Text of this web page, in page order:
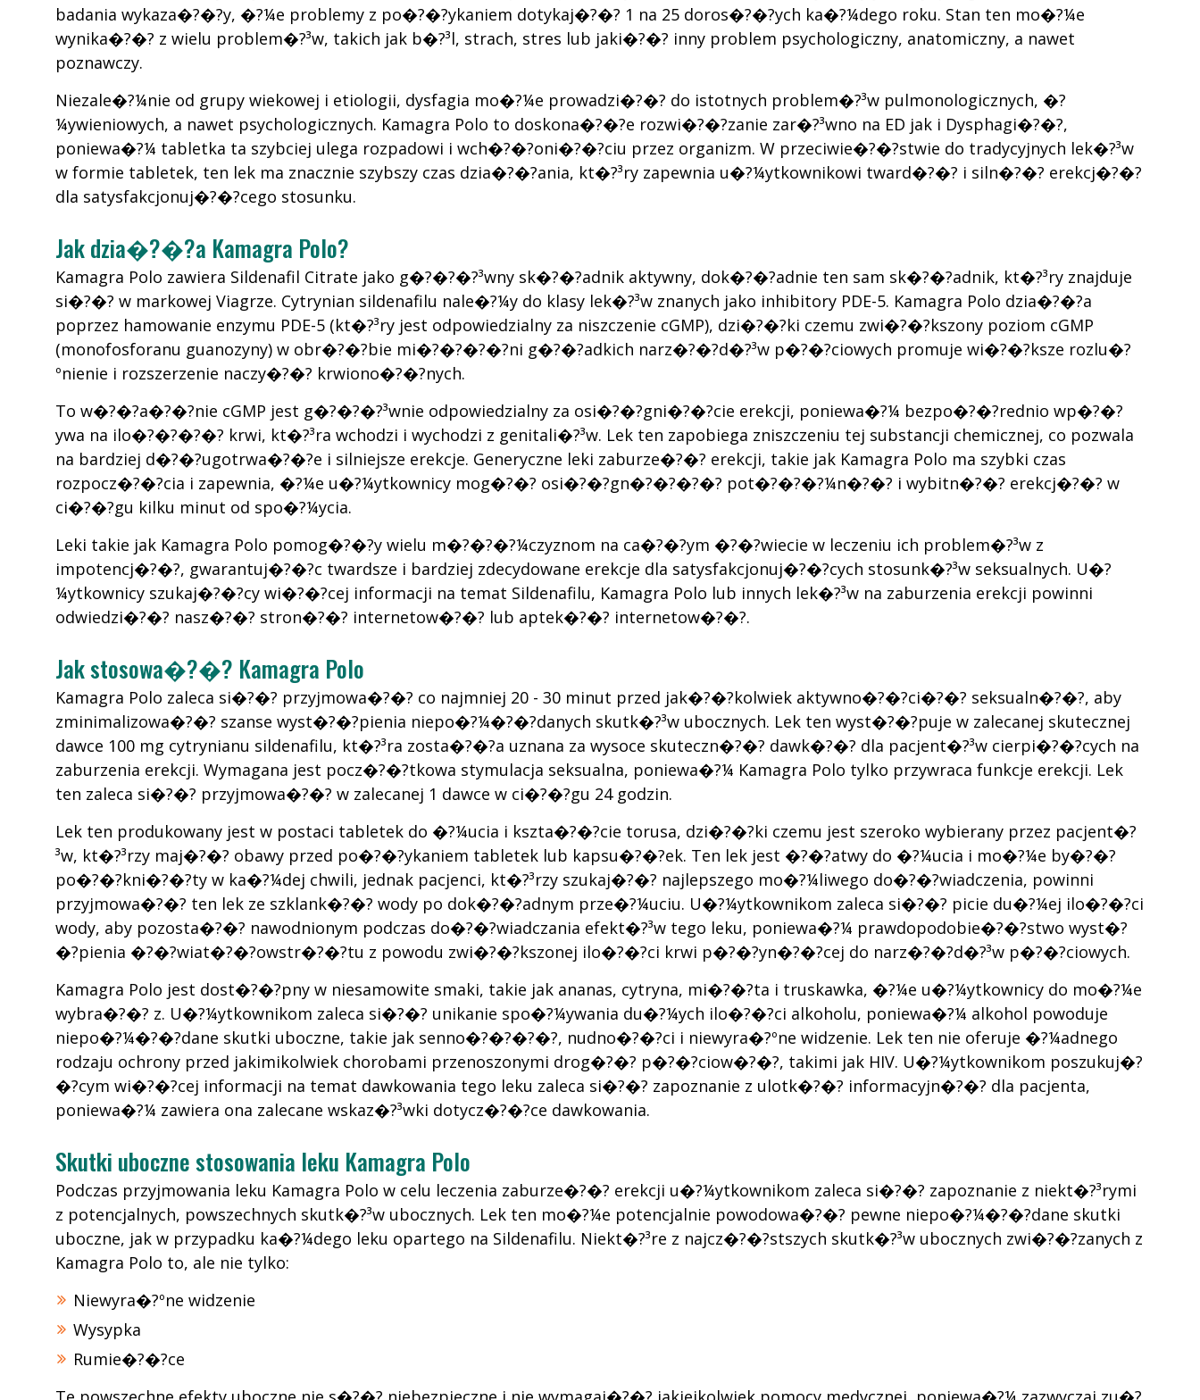
badania wykaza�?�?y, �?¼e problemy z po�?�?ykaniem dotykaj�?�? 1 na 25 doros�?�?ych ka�?¼dego roku. Stan ten mo�?¼e
wynika�?�? z wielu problem�?³w, takich jak b�?³l, strach, stres lub jaki�?�? inny problem psychologiczny, anatomiczny, a nawet
poznawczy.
Niezale�?¼nie od grupy wiekowej i etiologii, dysfagia mo�?¼e prowadzi�?�? do istotnych problem�?³w pulmonologicznych, �?
¼ywieniowych, a nawet psychologicznych. Kamagra Polo to doskona�?�?e rozwi�?�?zanie zar�?³wno na ED jak i Dysphagi�?�?,
poniewa�?¼ tabletka ta szybciej ulega rozpadowi i wch�?�?oni�?�?ciu przez organizm. W przeciwie�?�?stwie do tradycyjnych lek�?³w
w formie tabletek, ten lek ma znacznie szybszy czas dzia�?�?ania, kt�?³ry zapewnia u�?¼ytkownikowi tward�?�? i siln�?�? erekcj�?�?
dla satysfakcjonuj�?�?cego stosunku.
Jak dzia�?�?a Kamagra Polo?
Kamagra Polo zawiera Sildenafil Citrate jako g�?�?�?³wny sk�?�?adnik aktywny, dok�?�?adnie ten sam sk�?�?adnik, kt�?³ry znajduje
si�?�? w markowej Viagrze. Cytrynian sildenafilu nale�?¼y do klasy lek�?³w znanych jako inhibitory PDE-5. Kamagra Polo dzia�?�?a
poprzez hamowanie enzymu PDE-5 (kt�?³ry jest odpowiedzialny za niszczenie cGMP), dzi�?�?ki czemu zwi�?�?kszony poziom cGMP
(monofosforanu guanozyny) w obr�?�?bie mi�?�?�?�?ni g�?�?adkich narz�?�?d�?³w p�?�?ciowych promuje wi�?�?ksze rozlu�?
ºnienie i rozszerzenie naczy�?�? krwiono�?�?nych.
To w�?�?a�?�?nie cGMP jest g�?�?�?³wnie odpowiedzialny za osi�?�?gni�?�?cie erekcji, poniewa�?¼ bezpo�?�?rednio wp�?�?
ywa na ilo�?�?�?�? krwi, kt�?³ra wchodzi i wychodzi z genitali�?³w. Lek ten zapobiega zniszczeniu tej substancji chemicznej, co pozwala
na bardziej d�?�?ugotrwa�?�?e i silniejsze erekcje. Generyczne leki zaburze�?�? erekcji, takie jak Kamagra Polo ma szybki czas
rozpocz�?�?cia i zapewnia, �?¼e u�?¼ytkownicy mog�?�? osi�?�?gn�?�?�?�? pot�?�?�?¼n�?�? i wybitn�?�? erekcj�?�? w
ci�?�?gu kilku minut od spo�?¼ycia.
Leki takie jak Kamagra Polo pomog�?�?y wielu m�?�?�?¼czyznom na ca�?�?ym �?�?wiecie w leczeniu ich problem�?³w z
impotencj�?�?, gwarantuj�?�?c twardsze i bardziej zdecydowane erekcje dla satysfakcjonuj�?�?cych stosunk�?³w seksualnych. U�?
¼ytkownicy szukaj�?�?cy wi�?�?cej informacji na temat Sildenafilu, Kamagra Polo lub innych lek�?³w na zaburzenia erekcji powinni
odwiedzi�?�? nasz�?�? stron�?�? internetow�?�? lub aptek�?�? internetow�?�?.
Jak stosowa�?�? Kamagra Polo
Kamagra Polo zaleca si�?�? przyjmowa�?�? co najmniej 20 - 30 minut przed jak�?�?kolwiek aktywno�?�?ci�?�? seksualn�?�?, aby
zminimalizowa�?�? szanse wyst�?�?pienia niepo�?¼�?�?danych skutk�?³w ubocznych. Lek ten wyst�?�?puje w zalecanej skutecznej
dawce 100 mg cytrynianu sildenafilu, kt�?³ra zosta�?�?a uznana za wysoce skuteczn�?�? dawk�?�? dla pacjent�?³w cierpi�?�?cych na
zaburzenia erekcji. Wymagana jest pocz�?�?tkowa stymulacja seksualna, poniewa�?¼ Kamagra Polo tylko przywraca funkcje erekcji. Lek
ten zaleca si�?�? przyjmowa�?�? w zalecanej 1 dawce w ci�?�?gu 24 godzin.
Lek ten produkowany jest w postaci tabletek do �?¼ucia i kszta�?�?cie torusa, dzi�?�?ki czemu jest szeroko wybierany przez pacjent�?
³w, kt�?³rzy maj�?�? obawy przed po�?�?ykaniem tabletek lub kapsu�?�?ek. Ten lek jest �?�?atwy do �?¼ucia i mo�?¼e by�?�?
po�?�?kni�?�?ty w ka�?¼dej chwili, jednak pacjenci, kt�?³rzy szukaj�?�? najlepszego mo�?¼liwego do�?�?wiadczenia, powinni
przyjmowa�?�? ten lek ze szklank�?�? wody po dok�?�?adnym prze�?¼uciu. U�?¼ytkownikom zaleca si�?�? picie du�?¼ej ilo�?�?ci
wody, aby pozosta�?�? nawodnionym podczas do�?�?wiadczania efekt�?³w tego leku, poniewa�?¼ prawdopodobie�?�?stwo wyst�?
�?pienia �?�?wiat�?�?owstr�?�?tu z powodu zwi�?�?kszonej ilo�?�?ci krwi p�?�?yn�?�?cej do narz�?�?d�?³w p�?�?ciowych.
Kamagra Polo jest dost�?�?pny w niesamowite smaki, takie jak ananas, cytryna, mi�?�?ta i truskawka, �?¼e u�?¼ytkownicy do mo�?¼e
wybra�?�? z. U�?¼ytkownikom zaleca si�?�? unikanie spo�?¼ywania du�?¼ych ilo�?�?ci alkoholu, poniewa�?¼ alkohol powoduje
niepo�?¼�?�?dane skutki uboczne, takie jak senno�?�?�?�?, nudno�?�?ci i niewyra�?ºne widzenie. Lek ten nie oferuje �?¼adnego
rodzaju ochrony przed jakimikolwiek chorobami przenoszonymi drog�?�? p�?�?ciow�?�?, takimi jak HIV. U�?¼ytkownikom poszukuj�?
�?cym wi�?�?cej informacji na temat dawkowania tego leku zaleca si�?�? zapoznanie z ulotk�?�? informacyjn�?�? dla pacjenta,
poniewa�?¼ zawiera ona zalecane wskaz�?³wki dotycz�?�?ce dawkowania.
Skutki uboczne stosowania leku Kamagra Polo
Podczas przyjmowania leku Kamagra Polo w celu leczenia zaburze�?�? erekcji u�?¼ytkownikom zaleca si�?�? zapoznanie z niekt�?³rymi
z potencjalnych, powszechnych skutk�?³w ubocznych. Lek ten mo�?¼e potencjalnie powodowa�?�? pewne niepo�?¼�?�?dane skutki
uboczne, jak w przypadku ka�?¼dego leku opartego na Sildenafilu. Niekt�?³re z najcz�?�?stszych skutk�?³w ubocznych zwi�?�?zanych z
Kamagra Polo to, ale nie tylko:
Niewyra�?ºne widzenie
Wysypka
Rumie�?�?ce